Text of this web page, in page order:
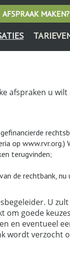
AFSPRAAK MAKEN?
afspraken u
op www.rvr.org.)
terugvinden;
de rechtbank,
U
goede
en eventueel
wordt verzocht